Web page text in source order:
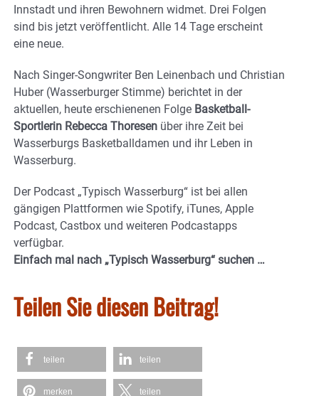
Innstadt und ihren Bewohnern widmet. Drei Folgen
sind bis jetzt veröffentlicht. Alle 14 Tage erscheint
eine neue.
Nach Singer-Songwriter Ben Leinenbach und Christian
Huber (Wasserburger Stimme) berichtet in der
aktuellen, heute erschienenen Folge Basketball-
Sportlerin Rebecca Thoresen über ihre Zeit bei
Wasserburgs Basketballdamen und ihr Leben in
Wasserburg.
Der Podcast „Typisch Wasserburg“ ist bei allen
gängigen Plattformen wie Spotify, iTunes, Apple
Podcast, Castbox und weiteren Podcastapps
verfügbar.
Einfach mal nach „Typisch Wasserburg“ suchen …
Teilen Sie diesen Beitrag!
teilen teilen
merken teilen